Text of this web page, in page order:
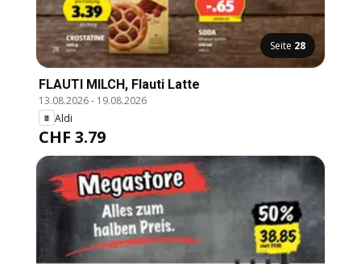
Seite 28
FLAUTI MILCH, Flauti Latte
13.08.2026- 19.08.2026
Aldi
CHF 3.79